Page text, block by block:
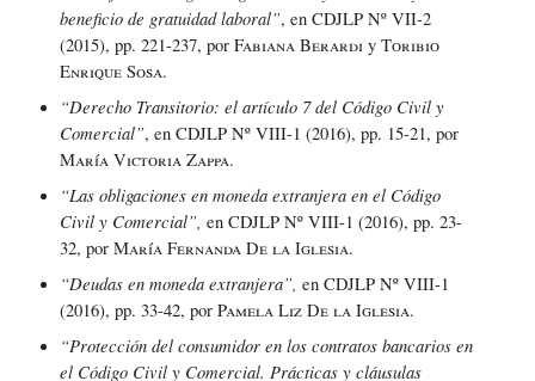
beneficio de gratuidad laboral”, en CDJLP Nº VII-2
(2015), pp. 221-237, por Fabiana Berardiy Toribio
Enrique Sosa.
“Derecho Transitorio: el artículo 7 del Código Civil y
Comercial”, en CDJLP Nº VIII-1 (2016), pp. 15-21, por
María Victoria Zappa.
“Las obligaciones en moneda extranjera en el Código
Civil y Comercial”, en CDJLP Nº VIII-1 (2016), pp. 23-
32, por María Fernanda De la Iglesia.
“Deudas en moneda extranjera”, en CDJLP Nº VIII-1
(2016), pp. 33-42, por Pamela Liz De la Iglesia.
“Protección del consumidor en los contratos bancarios en
el Código Civil y Comercial. Prácticas y cláusulas